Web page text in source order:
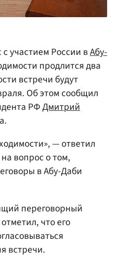
участием России вАбу-
продлится два
встречи будут
Об этом сообщил
РФДмитрий
— ответил
вопрос о том,
в Абу-Даби
переговорный
что его
встречи.